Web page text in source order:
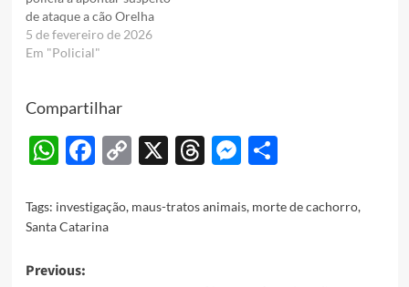
de ataque a cão Orelha
5 de fevereiro de 2026
Em "Policial"
Compartilhar
WhatsApp
Facebook
Copy
X Threads
Messenger
Share
Tags: investigação, maus-tratos animais, morte de cachorro,
Santa Catarina
Post
Previous: